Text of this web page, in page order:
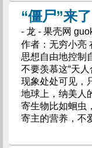
“僵尸”来了
- 龙 - 果壳网
作者：无穷小亮
思想自由地控制
不要羡慕这“天
现象处处可见，
地球上，纳美人
寄生物比如蛔虫
寄主的营养，不